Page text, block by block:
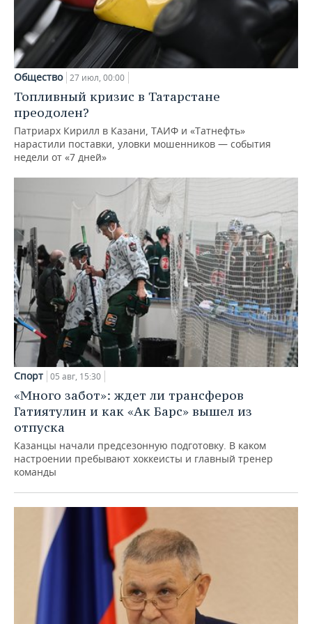
Общество 27 июл, 00:00
Топливный кризис в Татарстане
преодолен?
Патриарх Кирилл в Казани, ТАИФ и «Татнефть»
нарастили поставки, уловки мошенников — события
недели от «7 дней»
Спорт 05 авг, 15:30
«Много забот»: ждет ли трансферов
Гатиятулин и как «Ак Барс» вышел из
отпуска
Казанцы начали предсезонную подготовку. В каком
настроении пребывают хоккеисты и главный тренер
команды